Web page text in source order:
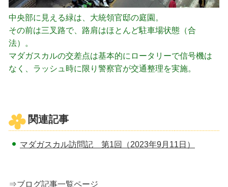
中央部に見える緑は、大統領官邸の庭園。
その前は三叉路で、路肩はほとんど駐車場状態（合
法）。
マダガスカルの交差点は基本的にロータリーで信号機は
なく、ラッシュ時に限り警察官が交通整理を実施。
関連記事
マダガスカル訪問記 第1回（2023年9月11日）
⇒ブログ記事一覧ページ